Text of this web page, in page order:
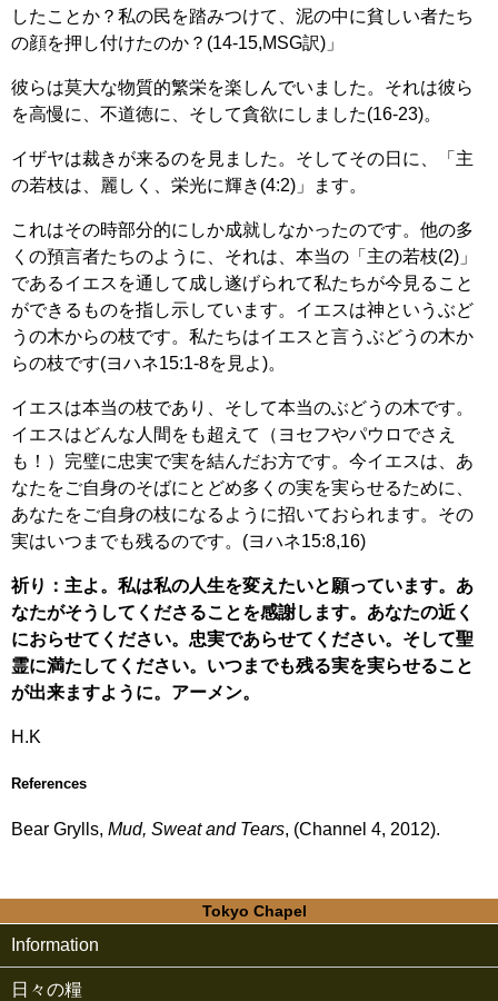
したことか？私の民を踏みつけて、泥の中に貧しい者たち
の顔を押し付けたのか？(14-15,MSG訳)」
彼らは莫大な物質的繁栄を楽しんでいました。それは彼ら
を高慢に、不道徳に、そして貪欲にしました(16-23)。
イザヤは裁きが来るのを見ました。そしてその日に、「主
の若枝は、麗しく、栄光に輝き(4:2)」ます。
これはその時部分的にしか成就しなかったのです。他の多
くの預言者たちのように、それは、本当の「主の若枝(2)」
であるイエスを通して成し遂げられて私たちが今見ること
ができるものを指し示しています。イエスは神というぶど
うの木からの枝です。私たちはイエスと言うぶどうの木か
らの枝です(ヨハネ15:1-8を見よ)。
イエスは本当の枝であり、そして本当のぶどうの木です。
イエスはどんな人間をも超えて（ヨセフやパウロでさえ
も！）完璧に忠実で実を結んだお方です。今イエスは、あ
なたをご自身のそばにとどめ多くの実を実らせるために、
あなたをご自身の枝になるように招いておられます。その
実はいつまでも残るのです。(ヨハネ15:8,16)
祈り：主よ。私は私の人生を変えたいと願っています。あ
なたがそうしてくださることを感謝します。あなたの近く
におらせてください。忠実であらせてください。そして聖
霊に満たしてください。いつまでも残る実を実らせること
が出来ますように。アーメン。
H.K
References
Bear Grylls, Mud, Sweat and Tears, (Channel 4, 2012).
Tokyo Chapel
Information
日々の糧